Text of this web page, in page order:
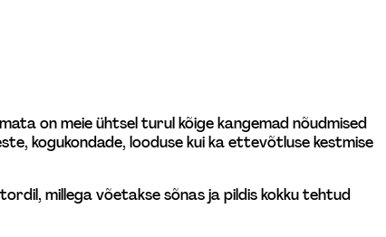
on meie ühtsel turul kõige kangemad nõudmised
kogukondade, looduse kui ka ettevõtluse kestmise
millega võetakse sõnas ja pildis kokku tehtud